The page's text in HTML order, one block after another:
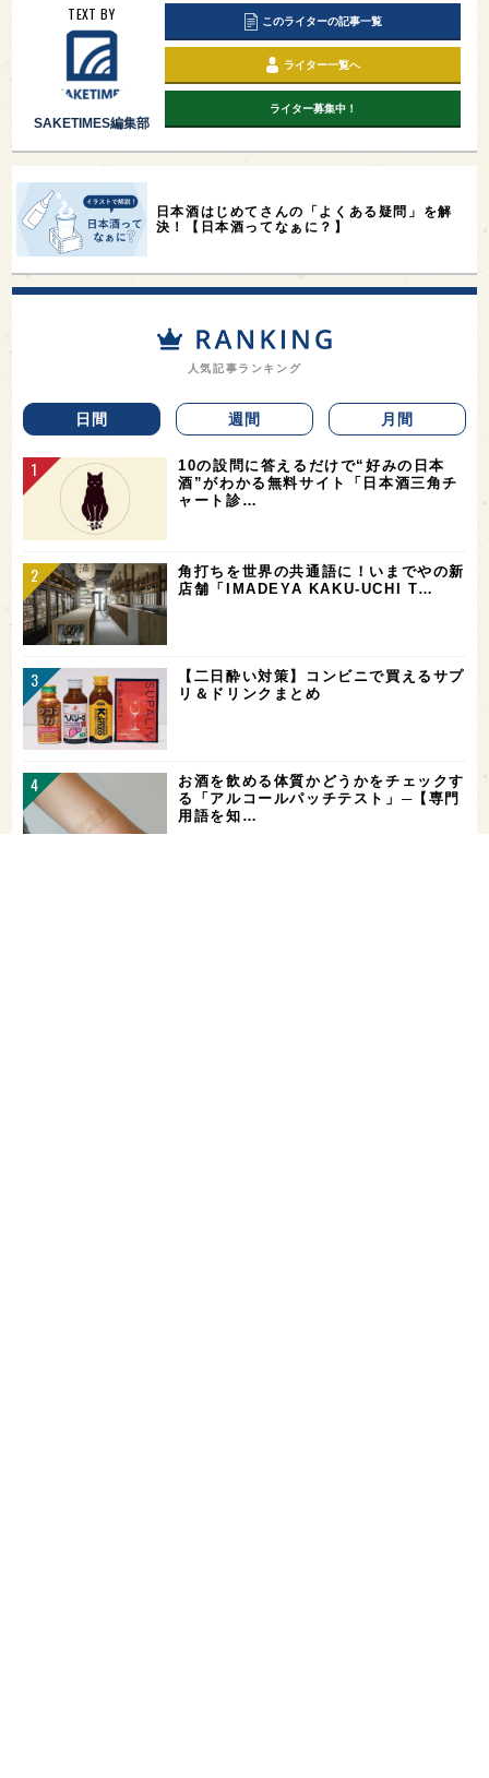
TEXT BY
SAKETIMES編集部
このライターの記事一覧
ライター一覧へ
ライター募集中！
日本酒はじめてさんの「よくある疑問」を解
決！【日本酒ってなぁに？】
人気記事ランキング
日間 週間 月間
10の設問に答えるだけで“好みの日本
酒”がわかる無料サイト「日本酒三角チ
ャート診…
角打ちを世界の共通語に！いまでやの新
店舗「IMADEYA KAKU-UCHI T…
【二日酔い対策】コンビニで買えるサプ
リ＆ドリンクまとめ
お酒を飲める体質かどうかをチェックす
る「アルコールパッチテスト」─【専門
用語を知…